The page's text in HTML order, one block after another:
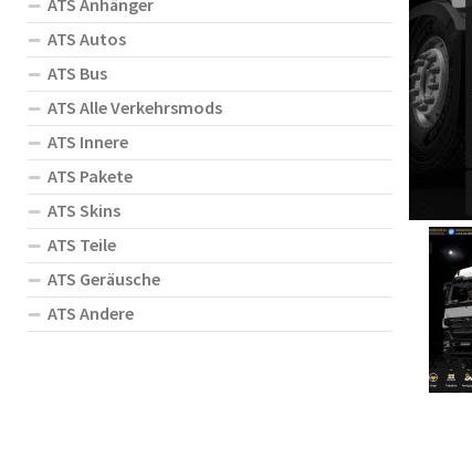
ATS Autos
ATS Bus
ATS Alle Verkehrsmods
ATS Innere
ATS Pakete
ATS Skins
ATS Teile
ATS Geräusche
ATS Andere